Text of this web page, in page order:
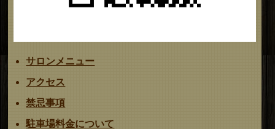
サロンメニュー
アクセス
禁忌事項
駐車場料金について